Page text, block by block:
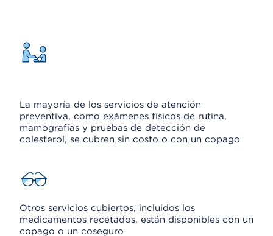
La mayoría de los servicios de atención
preventiva, como exámenes físicos de rutina,
mamografías y pruebas de detección de
colesterol, se cubren sin costo o con un copago
Otros servicios cubiertos, incluidos los
medicamentos recetados, están disponibles con un
copago o un coseguro